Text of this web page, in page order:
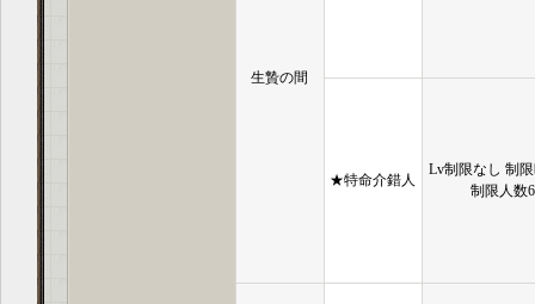
生贄の間
★特命介錯人
Lv制限なし 制
制限人数